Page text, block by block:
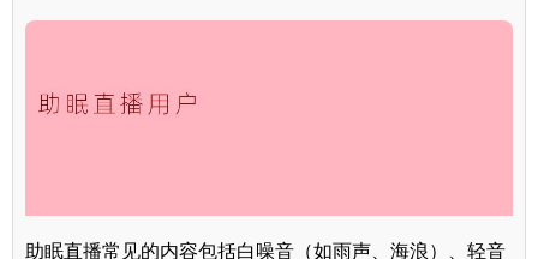
助眠直播常见的内容包括白噪音（如雨声、海浪）、轻音